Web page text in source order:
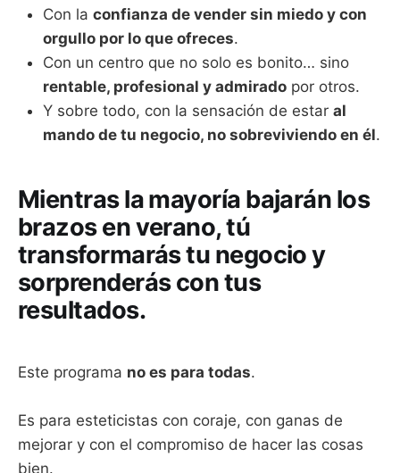
Con la confianza de vender sin miedo y con
orgullo por lo que ofreces.
Con un centro que no solo es bonito… sino
rentable, profesional y admirado por otros.
Y sobre todo, con la sensación de estar al
mando de tu negocio, no sobreviviendo en él.
Mientras la mayoría bajarán los
brazos en verano, tú
transformarás tu negocio y
sorprenderás con tus
resultados.
Este programa no es para todas.
Es para esteticistas con coraje, con ganas de
mejorar y con el compromiso de hacer las cosas
bien.